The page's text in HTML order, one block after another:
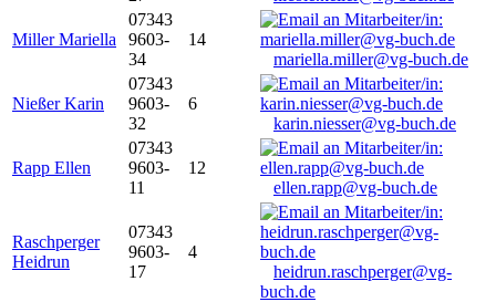
Miller Mariella
07343
9603-
34
14
mariella.miller@vg-buch.de
Nießer Karin
07343
9603-
32
6
karin.niesser@vg-buch.de
Rapp Ellen
07343
9603-
11
12
ellen.rapp@vg-buch.de
Raschperger
Heidrun
07343
9603-
17
4
heidrun.raschperger@vg-
buch.de